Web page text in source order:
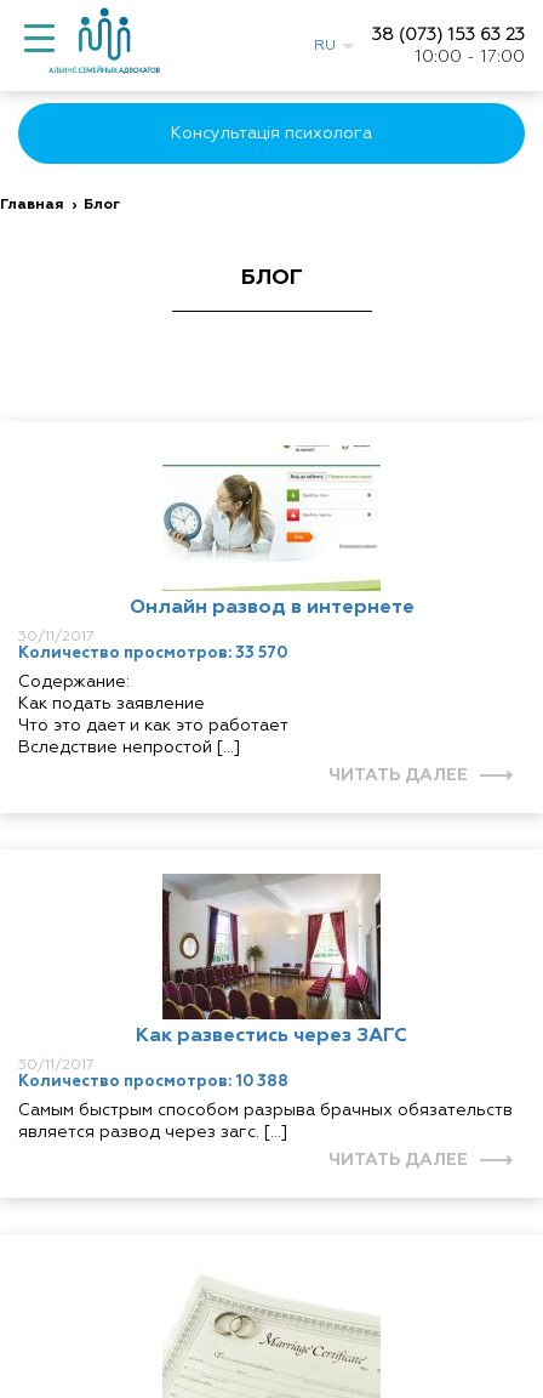
RU
38 (073) 153 63 23
10:00 - 17:00
Консультація психолога
Главная › Блог
БЛОГ
Онлайн развод в интернете
30/11/2017
Количество просмотров: 33 570
Содержание:
Как подать заявление
Что это дает и как это работает
Вследствие непростой […]
ЧИТАТЬ ДАЛЕЕ
Как развестись через ЗАГС
30/11/2017
Количество просмотров: 10 388
Самым быстрым способом разрыва брачных обязательств
является развод через загс. […]
ЧИТАТЬ ДАЛЕЕ